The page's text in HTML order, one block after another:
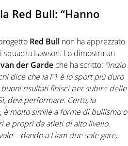
Red Bull: “Hanno
Red Bull non ha apprezzato
Lawson. Lo dimostra un
der Garde che ha scritto: “Inizio
dice che la F1 è lo sport più duro
risultati finisci per subire delle
devi performare. Certo, la
molto simile a forme di bullismo o
e propri da atleti di alto livello.
– dando a Liam due sole gare,